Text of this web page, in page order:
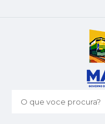
O que voce procura?